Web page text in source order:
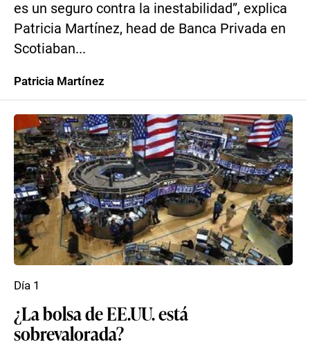
es un seguro contra la inestabilidad”, explica
Patricia Martínez, head de Banca Privada en
Scotiaban...
Patricia Martínez
¿La bolsa de EE.UU. está
sobrevalorada?
Día 1